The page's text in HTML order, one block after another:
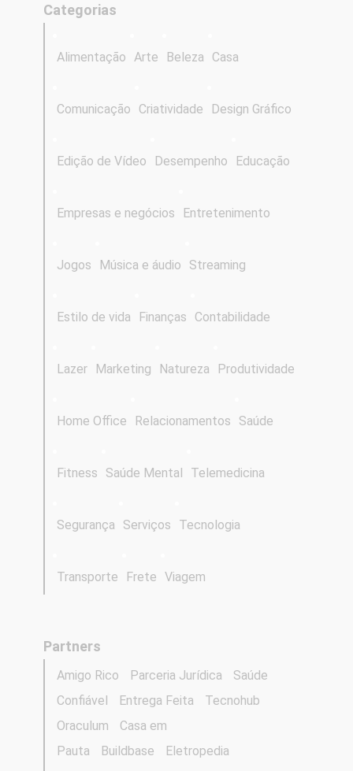
Categorias
Alimentação Arte Beleza Casa
Comunicação Criatividade Design Gráfico
Edição de Vídeo Desempenho Educação
Empresas e negócios Entretenimento
Jogos Música e áudio Streaming
Estilo de vida Finanças Contabilidade
Lazer Marketing Natureza Produtividade
Home Office Relacionamentos Saúde
Fitness Saúde Mental Telemedicina
Segurança Serviços Tecnologia
Transporte Frete Viagem
Partners
Amigo Rico Parceria Jurídica
Saúde
Confiável
Entrega Feita
Tecnohub
Oraculum
Casa em
Pauta
Buildbase Eletropedia